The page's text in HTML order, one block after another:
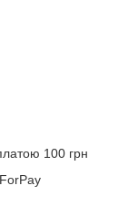
100 грн